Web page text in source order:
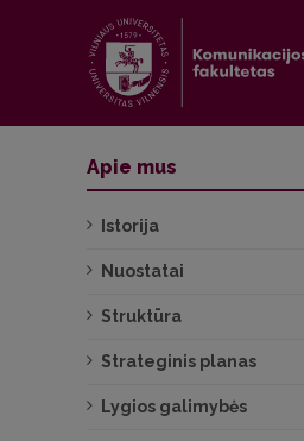
Apie mus
Istorija
Nuostatai
Struktūra
Strateginis planas
Lygios galimybės